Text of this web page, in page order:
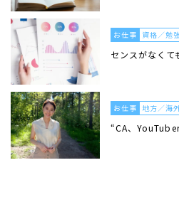
お仕事 資格／勉
センスがなく
お仕事 地方／海
“CA、